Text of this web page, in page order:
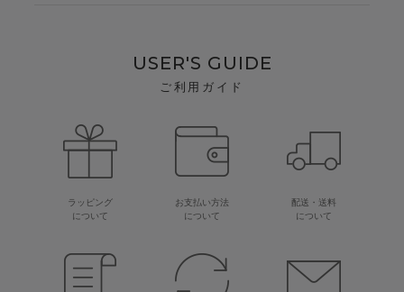
USER'S GUIDE
ご利用ガイド
ラッピング
について
お支払い方法
について
配送・送料
について